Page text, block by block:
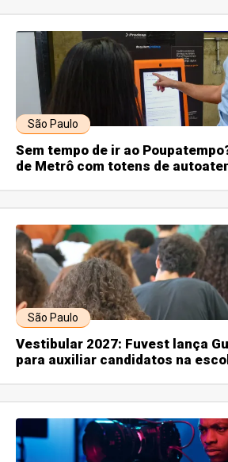
São Paulo
Sem tempo de ir ao
de Metrô com totens de
São Paulo
Vestibular 2027: Fuvest lança
para auxiliar candidatos na